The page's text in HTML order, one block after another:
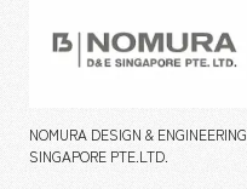
NOMURA DESIGN & ENGINEERING
SINGAPORE PTE.LTD.